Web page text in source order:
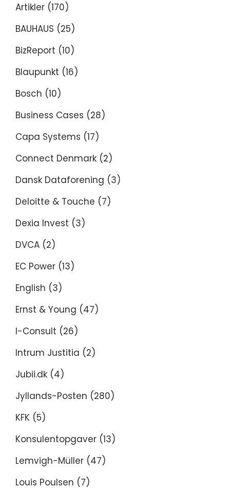
Artikler (170)
BAUHAUS (25)
BizReport (10)
Blaupunkt (16)
Bosch (10)
Business Cases (28)
Capa Systems (17)
Connect Denmark (2)
Dansk Dataforening (3)
Deloitte & Touche (7)
Dexia Invest (3)
DVCA (2)
EC Power (13)
English (3)
Ernst & Young (47)
I-Consult (26)
Intrum Justitia (2)
Jubii.dk (4)
Jyllands-Posten (280)
KFK (5)
Konsulentopgaver (13)
Lemvigh-Müller (47)
Louis Poulsen (7)